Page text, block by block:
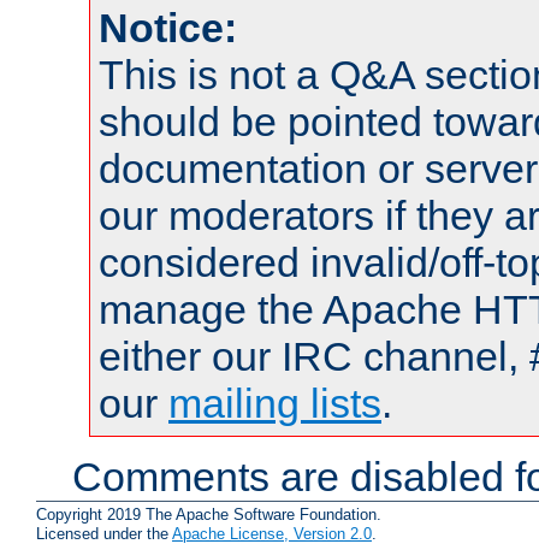
Notice:
This is not a Q&A
should be pointed
documentation or
our moderators if they
considered invalid/off-
manage the Apache
either our IRC channel,
our mailing lists.
Comments are disabled
Copyright 2019 The Apache Software Foundation.
Licensed under the Apache License, Version 2.0